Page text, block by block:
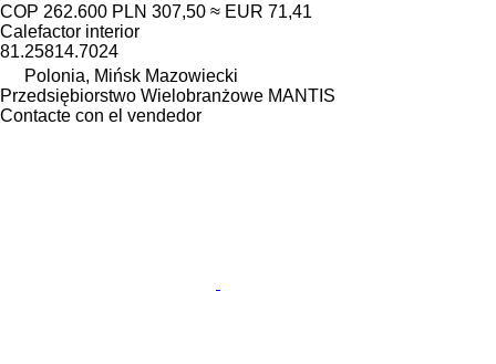
COP 262.600 PLN 307,50 ≈ EUR 71,41
Calefactor interior
81.25814.7024
Polonia, Mińsk Mazowiecki
Przedsiębiorstwo Wielobranżowe MANTIS
Contacte con el vendedor